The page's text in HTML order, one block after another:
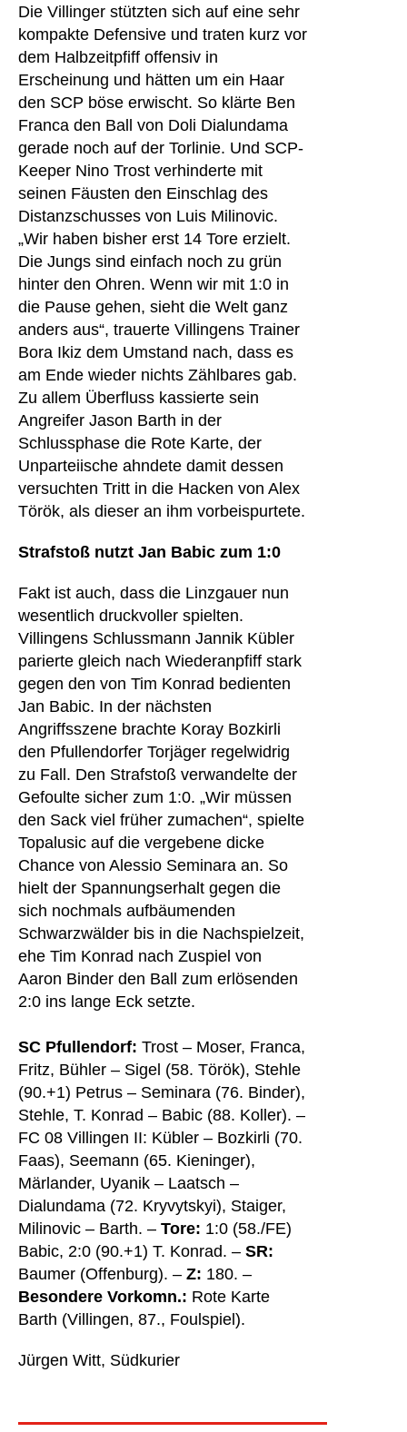
Die Villinger stützten sich auf eine sehr
kompakte Defensive und traten kurz vor
dem Halbzeitpfiff offensiv in
Erscheinung und hätten um ein Haar
den SCP böse erwischt. So klärte Ben
Franca den Ball von Doli Dialundama
gerade noch auf der Torlinie. Und SCP-
Keeper Nino Trost verhinderte mit
seinen Fäusten den Einschlag des
Distanzschusses von Luis Milinovic.
„Wir haben bisher erst 14 Tore erzielt.
Die Jungs sind einfach noch zu grün
hinter den Ohren. Wenn wir mit 1:0 in
die Pause gehen, sieht die Welt ganz
anders aus“, trauerte Villingens Trainer
Bora Ikiz dem Umstand nach, dass es
am Ende wieder nichts Zählbares gab.
Zu allem Überfluss kassierte sein
Angreifer Jason Barth in der
Schlussphase die Rote Karte, der
Unparteiische ahndete damit dessen
versuchten Tritt in die Hacken von Alex
Török, als dieser an ihm vorbeispurtete.
Strafstoß nutzt Jan Babic zum 1:0
Fakt ist auch, dass die Linzgauer nun
wesentlich druckvoller spielten.
Villingens Schlussmann Jannik Kübler
parierte gleich nach Wiederanpfiff stark
gegen den von Tim Konrad bedienten
Jan Babic. In der nächsten
Angriffsszene brachte Koray Bozkirli
den Pfullendorfer Torjäger regelwidrig
zu Fall. Den Strafstoß verwandelte der
Gefoulte sicher zum 1:0. „Wir müssen
den Sack viel früher zumachen“, spielte
Topalusic auf die vergebene dicke
Chance von Alessio Seminara an. So
hielt der Spannungserhalt gegen die
sich nochmals aufbäumenden
Schwarzwälder bis in die Nachspielzeit,
ehe Tim Konrad nach Zuspiel von
Aaron Binder den Ball zum erlösenden
2:0 ins lange Eck setzte.
SC Pfullendorf: Trost – Moser, Franca,
Fritz, Bühler – Sigel (58. Török), Stehle
(90.+1) Petrus – Seminara (76. Binder),
Stehle, T. Konrad – Babic (88. Koller). –
FC 08 Villingen II: Kübler – Bozkirli (70.
Faas), Seemann (65. Kieninger),
Märlander, Uyanik – Laatsch –
Dialundama (72. Kryvytskyi), Staiger,
Milinovic – Barth. – Tore: 1:0 (58./FE)
Babic, 2:0 (90.+1) T. Konrad. – SR:
Baumer (Offenburg). – Z: 180. –
Besondere Vorkomn.: Rote Karte
Barth (Villingen, 87., Foulspiel).
Jürgen Witt, Südkurier